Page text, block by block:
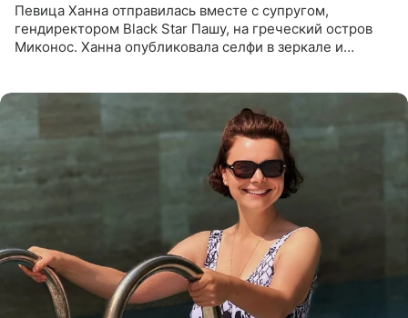
Певица Ханна отправилась вместе с супругом,
гендиректором Black Star Пашу, на греческий остров
Миконос. Ханна опубликовала селфи в зеркале и